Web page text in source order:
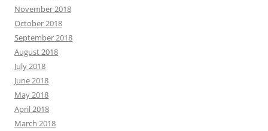
November 2018
October 2018
September 2018
August 2018
July 2018
June 2018
May 2018
April 2018
March 2018